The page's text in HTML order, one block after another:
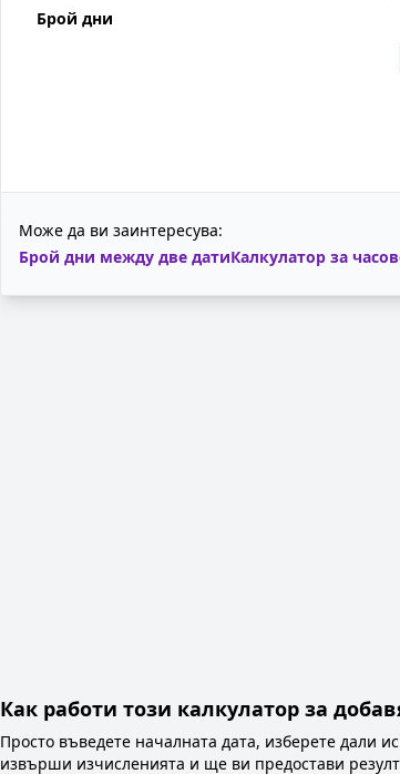
Брой дни
Може да ви заинтересува:
Брой дни между две датиКалкулатор за
Как работи този калкулатор за
Просто въведете началната дата, изберете дали
извърши изчисленията и ще ви предостави